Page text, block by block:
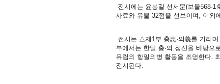
전시에는 윤봉길 선서문(보물568-
사료와 유물 32점을 선보이며, 이외
전시는 △제1부 충忠·의義를 기리
부에서는 한말 충·의 정신을 바탕으
유림의 항일의병 활동을 조명한다.
전시된다.